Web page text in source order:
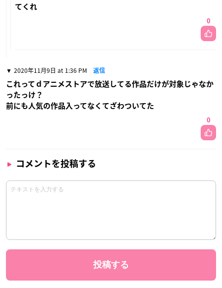
てくれ
0
2020年11月9日 at 1:36 PM 返信
これってｄアニメストアで放送してる作品だけが対象じゃなか
ったっけ？
前にも人気の作品入ってなくてざわついてた
0
コメントを投稿する